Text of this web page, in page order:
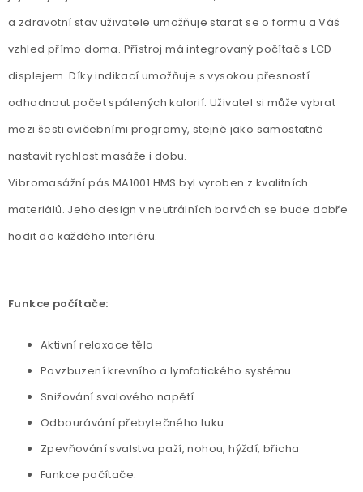
a zdravotní stav uživatele umožňuje starat se o formu a Váš
vzhled přímo doma. Přístroj má integrovaný počítač s LCD
displejem. Díky indikací umožňuje s vysokou přesností
odhadnout počet spálených kalorií. Uživatel si může vybrat
mezi šesti cvičebními programy, stejně jako samostatně
nastavit rychlost masáže i dobu.
Vibromasážní pás MA1001 HMS byl vyroben z kvalitních
materiálů. Jeho design v neutrálních barvách se bude dobře
hodit do každého interiéru.
Funkce počítače:
Aktivní relaxace těla
Povzbuzení krevního a lymfatického systému
Snižování svalového napětí
Odbourávání přebytečného tuku
Zpevňování svalstva paží, nohou, hýždí, břicha
Funkce počítače: